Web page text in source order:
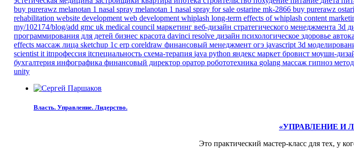
buy purerawz melanotan 1 nasal spray melanotan 1 nasal spray for sale ostarine mk-2866 buy purerawz
rehabilitation website development web development whiplash long-term effects of whiplash content
my/102174/blog/add gmc uk medical council маркетинг веб-дизайн стратегического менеджмента 3d
программирования для детей бизнес красота davinci resolve дизайн психологическое здоровье
effects массаж лица sketchup 1с erp coreldraw финансовый менеджмент огэ javascript 3d
scientist it itпрофессия itспециальность схема-терапия java python яндекс маркет бровист моушн-
бухгалтерия инфографика финансовый директор оратор робототехника golang массаж гипноз
unity
Власть. Управление. Лидерство.
«УПРАВЛЕНИЕ И
Это практический мастер-класс для тех, у